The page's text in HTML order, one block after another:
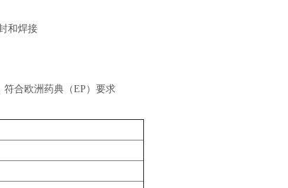
和焊接
符合欧洲药典（EP）要求